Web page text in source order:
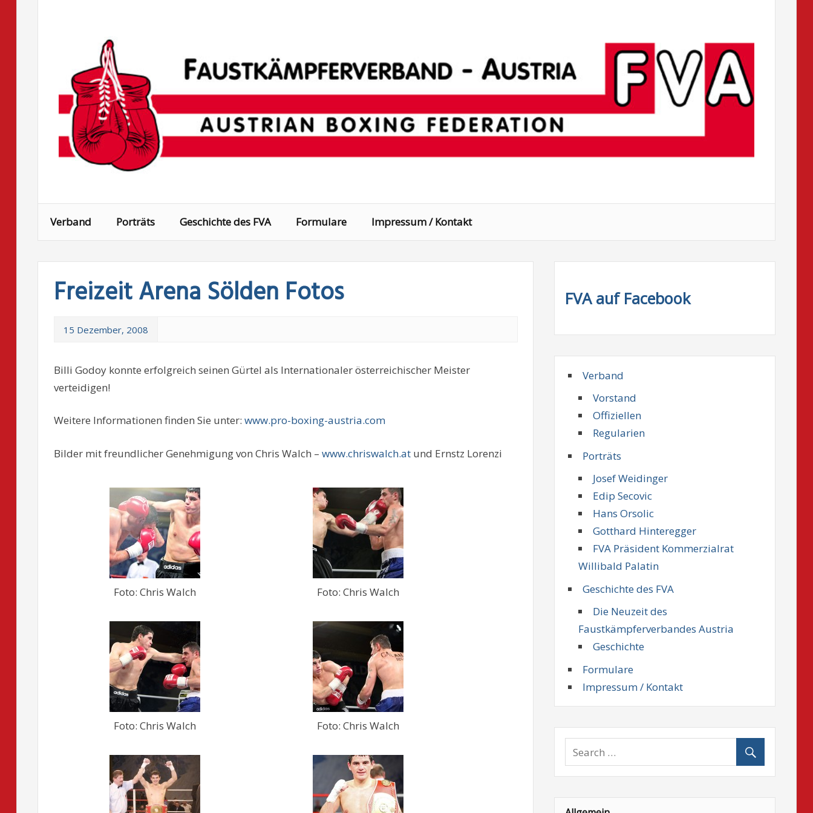
Verband Porträts Geschichte des FVA Formulare Impressum / Kontakt
Freizeit Arena Sölden Fotos
15 Dezember, 2008
Billi Godoy konnte erfolgreich seinen Gürtel als Internationaler österreichischer Meister
verteidigen!
Weitere Informationen finden Sie unter: www.pro-boxing-austria.com
Bilder mit freundlicher Genehmigung von Chris Walch – www.chriswalch.atund Ernstz Lorenzi
Foto: Chris Walch Foto: Chris Walch
Foto: Chris Walch Foto: Chris Walch
FVA auf Facebook
Verband
Vorstand
Offiziellen
Regularien
Porträts
Josef Weidinger
Edip Secovic
Hans Orsolic
Gotthard Hinteregger
FVA Präsident Kommerzialrat
Willibald Palatin
Geschichte des FVA
Die Neuzeit des
Faustkämpferverbandes Austria
Geschichte
Formulare
Impressum / Kontakt